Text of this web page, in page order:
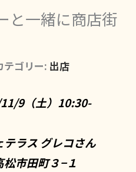
と一緒に商店街
テゴリー: 出店
9（土）10:30-
ラス グレコさん
市田町３−１